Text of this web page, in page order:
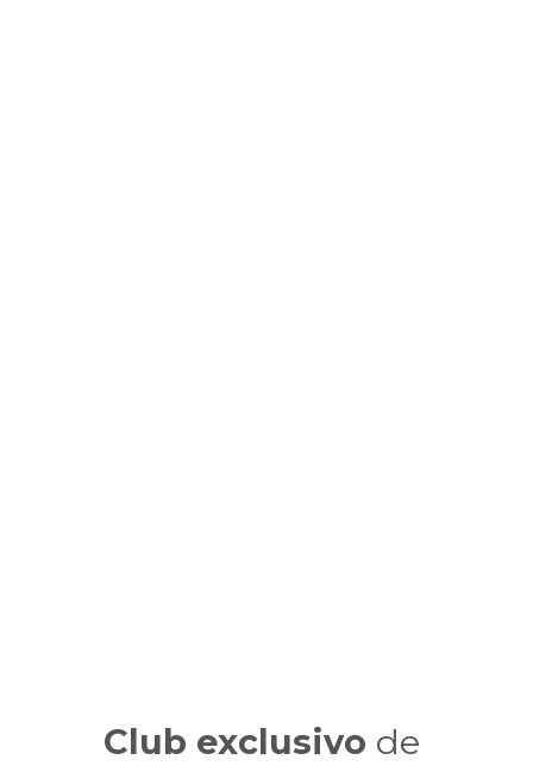
Club exclusivo de